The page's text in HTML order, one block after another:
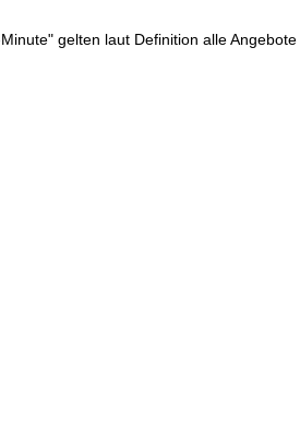
gelten laut Definition alle Angebote